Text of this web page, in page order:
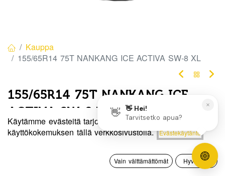
Hinta:
Lisää ostoskoriin
0
Toivelista Tili
Kauppa
155/65R14 75T NANKANG ICE ACTIVA SW-8 XL
155/65R14 75T NANKANG ICE
ACTIVA SW-8 XL
EAN:4717622049602 Tuotekoodi:271242
Käytämme evästeitä tarjotaksemme sinulle paremman
käyttökokemuksen tällä verkkosivustolla.
Evästekäytäntö
Vain välttämättömät Hyväksyn